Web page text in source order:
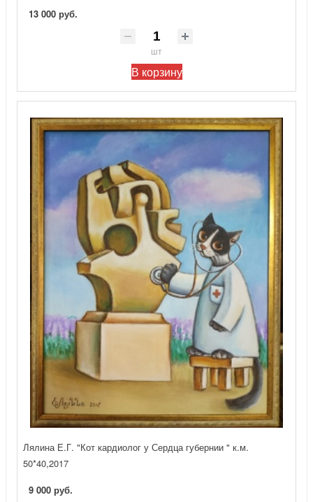
13 000 руб.
шт
В корзину
Лялина Е.Г. "Кот кардиолог у Сердца губернии " к.м.
50*40,2017
9 000 руб.